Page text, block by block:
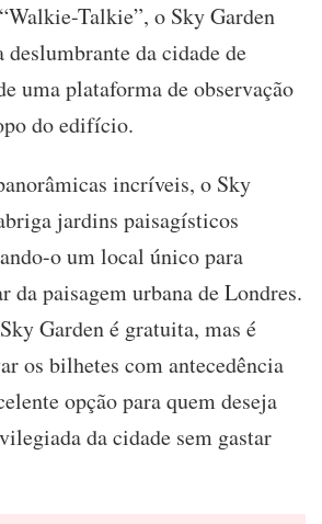
Talkie”, o Sky Garden
da cidade de
uma plataforma de observação
do edifício.
incríveis, o Sky
jardins paisagísticos
o um local único para
da paisagem urbana de Londres.
Garden é gratuita, mas é
os bilhetes com antecedência
opção para quem deseja
da cidade sem gastar